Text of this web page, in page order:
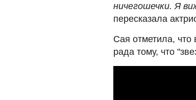
ничегошечки. Я
пересказала
Сая отметила, что
рада тому, что